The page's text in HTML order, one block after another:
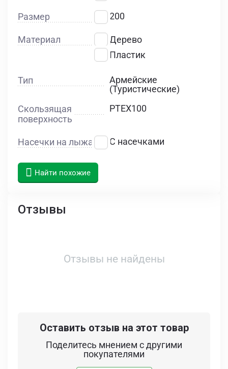
Размер 200
Материал
Дерево
Пластик
Тип
Армейские
(Туристические)
Скользящая
поверхность
PTEX100
Насечки на лыжах С насечками
Найти похожие
Отзывы
Отзывы не найдены
Оставить отзыв на этот товар
Поделитесь мнением с другими
покупателями